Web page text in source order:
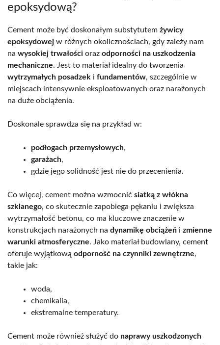
epoksydową?
Cement może być doskonałym substytutem żywicy
epoksydowej w różnych okolicznościach, gdy zależy nam
na wysokiej trwałości oraz odporności na uszkodzenia
mechaniczne. Jest to materiał idealny do tworzenia
wytrzymałych posadzek i fundamentów, szczególnie w
miejscach intensywnie eksploatowanych oraz narażonych
na duże obciążenia.
Doskonale sprawdza się na przykład w:
podłogach przemysłowych,
garażach,
gdzie jego solidność jest nie do przecenienia.
Co więcej, cement można wzmocnić siatką z włókna
szklanego, co skutecznie zapobiega pękaniu i zwiększa
wytrzymałość betonu, co ma kluczowe znaczenie w
konstrukcjach narażonych na dynamikę obciążeń i zmienne
warunki atmosferyczne. Jako materiał budowlany, cement
oferuje wyjątkową odporność na czynniki zewnętrzne,
takie jak:
woda,
chemikalia,
ekstremalne temperatury.
Cement może również służyć do naprawy uszkodzonych